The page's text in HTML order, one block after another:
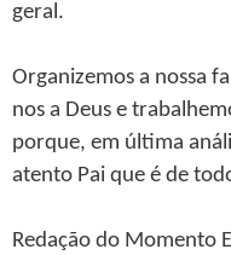
geral.
Organizemos a nossa
nos a Deus e
porque, em última
atento Pai que é de
Redação do Momento